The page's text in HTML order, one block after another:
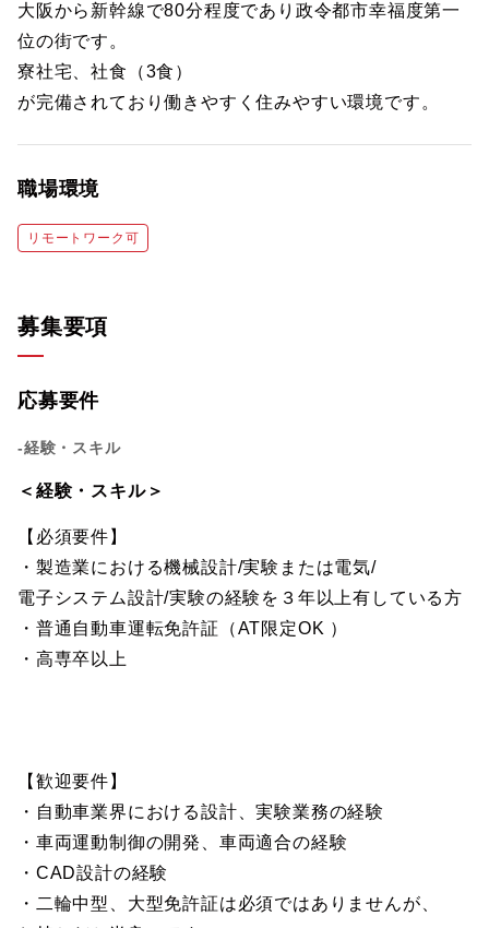
大阪から新幹線で80分程度であり政令都市幸福度第一
位の街です。
寮社宅、社食（3食）
が完備されており働きやすく住みやすい環境です。
職場環境
リモートワーク可
募集要項
応募要件
-経験・スキル
＜経験・スキル＞
【必須要件】
・製造業における機械設計/実験または電気/
電子システム設計/実験の経験を３年以上有している方
・普通自動車運転免許証（AT限定OK ）
・高専卒以上
【歓迎要件】
・自動車業界における設計、実験業務の経験
・車両運動制御の開発、車両適合の経験
・CAD設計の経験
・二輪中型、大型免許証は必須ではありませんが、